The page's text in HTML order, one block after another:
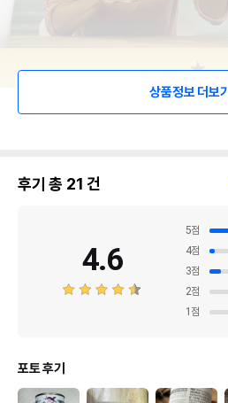
상품정보 더보기
후기 총 21 건
4.6
5점
4점
3점
2점
1 점
포토 후기